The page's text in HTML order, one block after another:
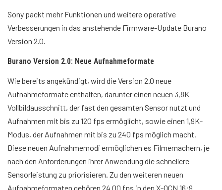
Sony packt mehr Funktionen und weitere operative
Verbesserungen in das anstehende Firmware-Update Burano
Version 2.0.
Burano Version 2.0: Neue Aufnahmeformate
Wie bereits angekündigt, wird die Version 2.0 neue
Aufnahmeformate enthalten, darunter einen neuen 3,8K-
Vollbildausschnitt, der fast den gesamten Sensor nutzt und
Aufnahmen mit bis zu 120 fps ermöglicht, sowie einen 1,9K-
Modus, der Aufnahmen mit bis zu 240 fps möglich macht.
Diese neuen Aufnahmemodi ermöglichen es Filmemachern, je
nach den Anforderungen ihrer Anwendung die schnellere
Sensorleistung zu priorisieren. Zu den weiteren neuen
Aufnahmeformaten gehören 24.00 fps in den X-OCN 16:9